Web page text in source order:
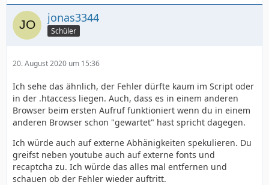
jonas3344
Schüler
20. August 2020 um 15:36
Ich sehe das ähnlich, der Fehler dürfte kaum im Script oder
in der .htaccess liegen. Auch, dass es in einem anderen
Browser beim ersten Aufruf funktioniert wenn du in einem
anderen Browser schon "gewartet" hast spricht dagegen.
Ich würde auch auf externe Abhänigkeiten spekulieren. Du
greifst neben youtube auch auf externe fonts und
recaptcha zu. Ich würde das alles mal entfernen und
schauen ob der Fehler wieder auftritt.